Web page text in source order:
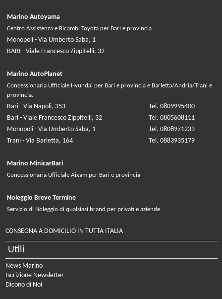
Marino Autoyama
Centro Assistenza e Ricambi Toyota per Bari e provincia
Monopoli - Via Umberto Saba, 1
BARI - Viale Francesco Zippitelli, 32
Marino AutoPlanet
Concessionaria Ufficiale Hyundai per Bari e provincia e Barletta/Andria/Trani e
provincia.
Bari - Via Napoli, 353
Tel. 0809995400
Bari - Viale Francesco Zippitelli, 32
Tel. 0805608111
Monopoli - Via Umberto Saba, 1
Tel. 0808971233
Trani - Via Barletta, 164
Tel. 0883935179
Marino MinicarBari
Concessionaria Ufficiale Aixam per Bari e provincia
Noleggio Breve Termine
Servizio di Noleggio di qualsiasi brand per privati e aziende.
CONSEGNA A DOMICILIO IN TUTTA ITALIA
Utili
News Marino
Iscrizione Newsletter
Dicono di Noi